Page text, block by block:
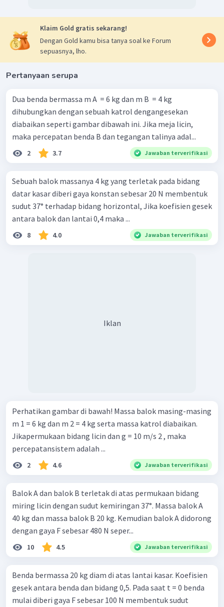
Klaim Gold gratis sekarang!
Dengan Gold kamu bisa tanya soal ke Forum
sepuasnya, lho.
Pertanyaan serupa
Dua benda bermassa m A ​ = 6 kg dan m B ​ = 4 kg
dihubungkan dengan sebuah katrol dengangesekan
diabaikan seperti gambar dibawah ini. Jika meja licin,
maka percepatan benda B dan tegangan talinya adal...
2 3.7 Jawaban terverifikasi
Sebuah balok massanya 4 kg yang terletak pada bidang
datar kasar diberi gaya konstan sebesar 20 N membentuk
sudut 37° terhadap bidang horizontal, Jika koefisien gesek
antara balok dan lantai 0,4 maka ...
8 4.0 Jawaban terverifikasi
Iklan
Perhatikan gambar di bawah! Massa balok masing-masing
m 1 = 6 kg dan m 2 = 4 kg serta massa katrol diabaikan.
Jikapermukaan bidang licin dan g = 10 m/s 2 , maka
percepatansistem adalah ...
2 4.6 Jawaban terverifikasi
Balok A dan balok B terletak di atas permukaan bidang
miring licin dengan sudut kemiringan 37°. Massa balok A
40 kg dan massa balok B 20 kg. Kemudian balok A didorong
dengan gaya F sebesar 480 N seper...
10 4.5 Jawaban terverifikasi
Benda bermassa 20 kg diam di atas lantai kasar. Koefisien
gesek antara benda dan bidang 0,5. Pada saat t = 0 benda
mulai diberi gaya F sebesar 100 N membentuk sudut